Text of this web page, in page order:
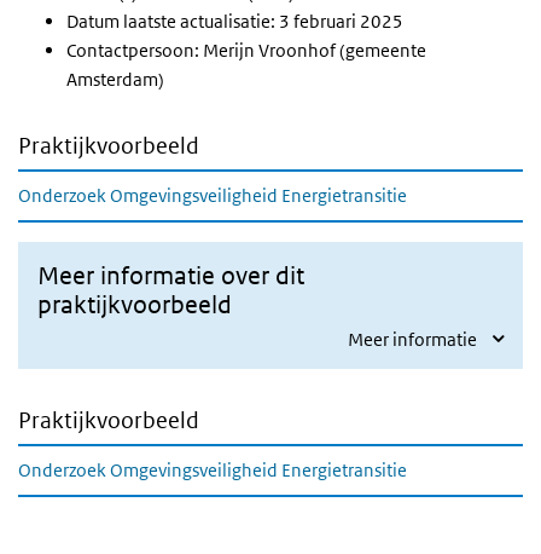
Datum laatste actualisatie: 3 februari 2025
Contactpersoon: Merijn Vroonhof (gemeente
Amsterdam)
Praktijkvoorbeeld
Onderzoek Omgevingsveiligheid Energietransitie
Meer informatie over dit
praktijkvoorbeeld
Meer informatie
Praktijkvoorbeeld
Onderzoek Omgevingsveiligheid Energietransitie